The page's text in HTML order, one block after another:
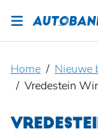
Home
Nieuwe
Vredestein